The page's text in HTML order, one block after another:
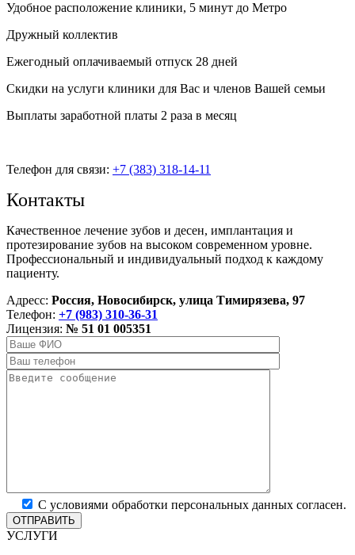
Удобное расположение клиники, 5 минут до Метро
Дружный коллектив
Ежегодный оплачиваемый отпуск 28 дней
Скидки на услуги клиники для Вас и членов Вашей семьи
Выплаты заработной платы 2 раза в месяц
Телефон для связи: +7 (383) 318-14-11
Контакты
Качественное лечение зубов и десен, имплантация и
протезирование зубов на высоком современном уровне.
Профессиональный и индивидуальный подход к каждому
пациенту.
Адресс: Россия, Новосибирск, улица Тимирязева, 97
Телефон: +7 (983) 310-36-31
Лицензия: № 51 01 005351
С условиями обработки персональных данных согласен.
УСЛУГИ